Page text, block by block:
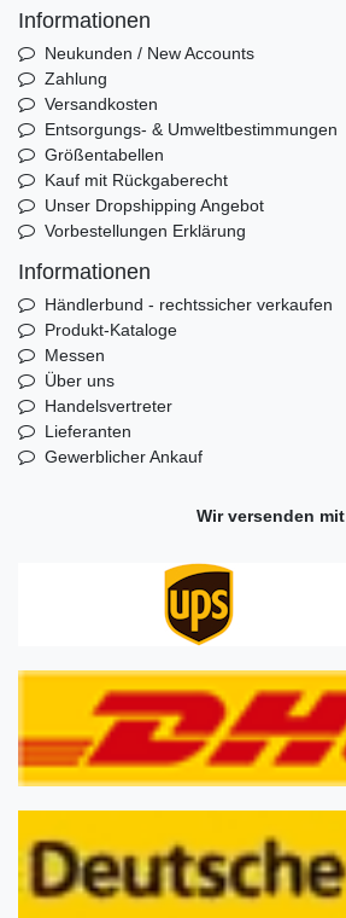
Informationen
Neukunden / New Accounts
Zahlung
Versandkosten
Entsorgungs- & Umweltbestimmungen
Größentabellen
Kauf mit Rückgaberecht
Unser Dropshipping Angebot
Vorbestellungen Erklärung
Informationen
Händlerbund - rechtssicher verkaufen
Produkt-Kataloge
Messen
Über uns
Handelsvertreter
Lieferanten
Gewerblicher Ankauf
Wir versenden mit